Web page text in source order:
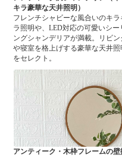
キラ豪華な天井照明）
フレンチシャビーな風合いのキラ
ラ照明や、LED対応の可愛いシー
ングシャンデリアが満載。リビン
や寝室を格上げする豪華な天井照
をセレクト。
アンティーク・木枠フレームの